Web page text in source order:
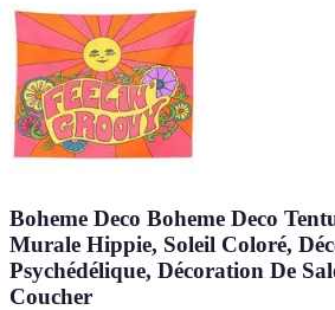
Boheme Deco Boheme Deco
Murale Hippie, Soleil Coloré,
Psychédélique, Décoration De
Coucher